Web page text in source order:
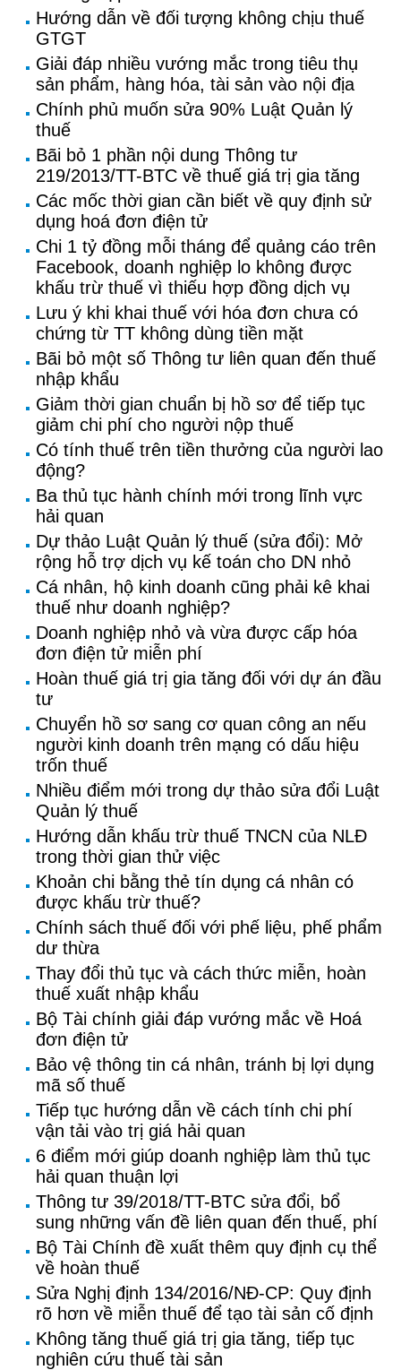
Hướng dẫn về đối tượng không chịu thuế
GTGT
Giải đáp nhiều vướng mắc trong tiêu thụ
sản phẩm, hàng hóa, tài sản vào nội địa
Chính phủ muốn sửa 90% Luật Quản lý
thuế
Bãi bỏ 1 phần nội dung Thông tư
219/2013/TT-BTC về thuế giá trị gia tăng
Các mốc thời gian cần biết về quy định sử
dụng hoá đơn điện tử
Chi 1 tỷ đồng mỗi tháng để quảng cáo trên
Facebook, doanh nghiệp lo không được
khấu trừ thuế vì thiếu hợp đồng dịch vụ
Lưu ý khi khai thuế với hóa đơn chưa có
chứng từ TT không dùng tiền mặt
Bãi bỏ một số Thông tư liên quan đến thuế
nhập khẩu
Giảm thời gian chuẩn bị hồ sơ để tiếp tục
giảm chi phí cho người nộp thuế
Có tính thuế trên tiền thưởng của người lao
động?
Ba thủ tục hành chính mới trong lĩnh vực
hải quan
Dự thảo Luật Quản lý thuế (sửa đổi): Mở
rộng hỗ trợ dịch vụ kế toán cho DN nhỏ
Cá nhân, hộ kinh doanh cũng phải kê khai
thuế như doanh nghiệp?
Doanh nghiệp nhỏ và vừa được cấp hóa
đơn điện tử miễn phí
Hoàn thuế giá trị gia tăng đối với dự án đầu
tư
Chuyển hồ sơ sang cơ quan công an nếu
người kinh doanh trên mạng có dấu hiệu
trốn thuế
Nhiều điểm mới trong dự thảo sửa đổi Luật
Quản lý thuế
Hướng dẫn khấu trừ thuế TNCN của NLĐ
trong thời gian thử việc
Khoản chi bằng thẻ tín dụng cá nhân có
được khấu trừ thuế?
Chính sách thuế đối với phế liệu, phế phẩm
dư thừa
Thay đổi thủ tục và cách thức miễn, hoàn
thuế xuất nhập khẩu
Bộ Tài chính giải đáp vướng mắc về Hoá
đơn điện tử
Bảo vệ thông tin cá nhân, tránh bị lợi dụng
mã số thuế
Tiếp tục hướng dẫn về cách tính chi phí
vận tải vào trị giá hải quan
6 điểm mới giúp doanh nghiệp làm thủ tục
hải quan thuận lợi
Thông tư 39/2018/TT-BTC sửa đổi, bổ
sung những vấn đề liên quan đến thuế, phí
Bộ Tài Chính đề xuất thêm quy định cụ thể
về hoàn thuế
Sửa Nghị định 134/2016/NĐ-CP: Quy định
rõ hơn về miễn thuế để tạo tài sản cố định
Không tăng thuế giá trị gia tăng, tiếp tục
nghiên cứu thuế tài sản